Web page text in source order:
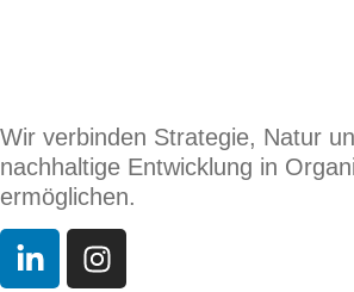
Wir verbinden Strategie, Natur
nachhaltige Entwicklung in
ermöglichen.